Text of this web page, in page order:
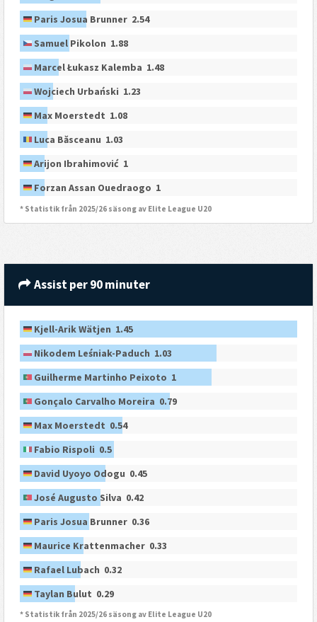
Paris Josua Brunner 2.54
Samuel Pikolon 1.88
Marcel Łukasz Kalemba 1.48
Wojciech Urbański 1.23
Max Moerstedt 1.08
Luca Băsceanu 1.03
Arijon Ibrahimović 1
Forzan Assan Ouedraogo 1
* Statistik från 2025/26 säsong av Elite League U20
Assist per 90 minuter
Kjell-Arik Wätjen 1.45
Nikodem Leśniak-Paduch 1.03
Guilherme Martinho Peixoto 1
Gonçalo Carvalho Moreira 0.79
Max Moerstedt 0.54
Fabio Rispoli 0.5
David Uyoyo Odogu 0.45
José Augusto Silva 0.42
Paris Josua Brunner 0.36
Maurice Krattenmacher 0.33
Rafael Lubach 0.32
Taylan Bulut 0.29
* Statistik från 2025/26 säsong av Elite League U20